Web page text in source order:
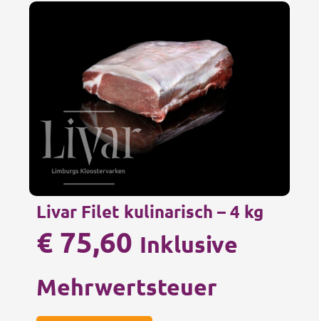
Livar Filet kulinarisch – 4 kg
€ 75,60 Inklusive
Mehrwertsteuer